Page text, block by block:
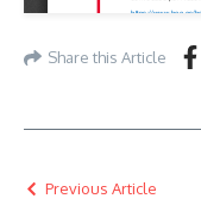
Share this Article
Previous Article